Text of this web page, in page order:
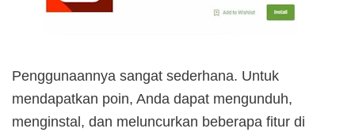
Penggunaannya sangat sederhana. Untuk
mendapatkan poin, Anda dapat mengunduh,
menginstal, dan meluncurkan beberapa fitur di